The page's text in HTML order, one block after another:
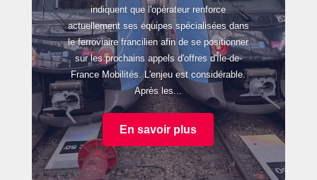
indiquent que l'opérateur renforce
actuellement ses équipes spécialisées dans
le ferroviaire francilien afin de se positionner
sur les prochains appels d'offres d'Île-de-
France Mobilités. L'enjeu est considérable.
Après les...
En savoir plus